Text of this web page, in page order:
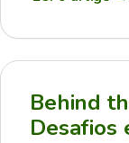
Behind
Desafios